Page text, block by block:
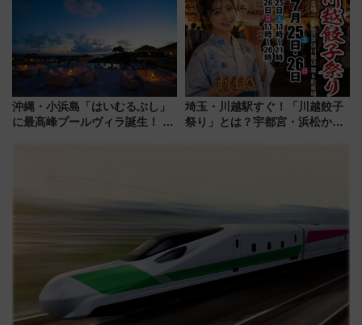
解説！
沖縄・小浜島「はいむるぶし」
に最高峰プールヴィラ誕生！ 石
埼玉・川越駅すぐ！「川越餃子
祭り」とは？宇都宮・浜松から